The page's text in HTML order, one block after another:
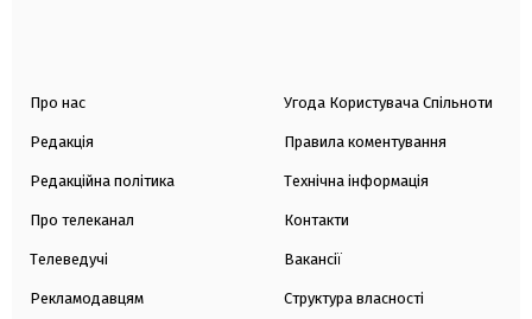
Про нас
Редакція
Редакційна політика
Про телеканал
Телеведучі
Рекламодавцям
Угода Користувача Спільноти
Правила коментування
Технічна інформація
Контакти
Вакансії
Структура власності